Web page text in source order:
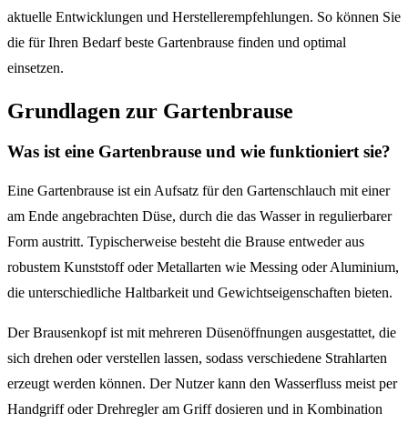
aktuelle Entwicklungen und Herstellerempfehlungen. So können Sie
die für Ihren Bedarf beste Gartenbrause finden und optimal
einsetzen.
Grundlagen zur Gartenbrause
Was ist eine Gartenbrause und wie funktioniert sie?
Eine Gartenbrause ist ein Aufsatz für den Gartenschlauch mit einer
am Ende angebrachten Düse, durch die das Wasser in regulierbarer
Form austritt. Typischerweise besteht die Brause entweder aus
robustem Kunststoff oder Metallarten wie Messing oder Aluminium,
die unterschiedliche Haltbarkeit und Gewichtseigenschaften bieten.
Der Brausenkopf ist mit mehreren Düsenöffnungen ausgestattet, die
sich drehen oder verstellen lassen, sodass verschiedene Strahlarten
erzeugt werden können. Der Nutzer kann den Wasserfluss meist per
Handgriff oder Drehregler am Griff dosieren und in Kombination